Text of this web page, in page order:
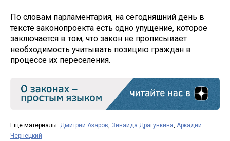
По словам парламентария, на сегодняшний день в
тексте законопроекта есть одно упущение, которое
заключается в том, что закон не прописывает
необходимость учитывать позицию граждан в
процессе их переселения.
Ещё материалы: Дмитрий Азаров Зинаида Драгункина Аркадий
Чернецкий